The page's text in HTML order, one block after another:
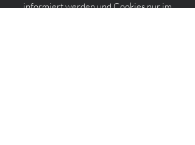
informiert werden und Cookies nur im